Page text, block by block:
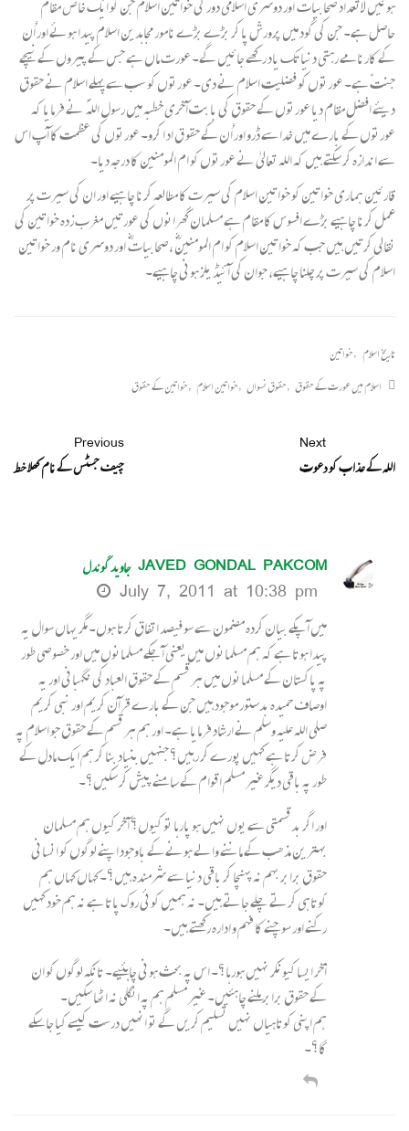
ہوئیں لاتعداد صحابیات ؓ اور دوسری اسلامی دور کی خواتین اسلام جن کو ایک خاص مقام
حاصل ہے۔ جن کی گود میں پرورش پا کر بڑے بڑے نامور مجاہدین اسلام پیدا ہوئے اور اُن
کے کارنامے رہتی دنیا تک یاد رکھے جائیں گے۔ عورت ماں ہے جس کے پیروں کے نیچے
جنتّ ہے۔ عورتوں کو فضلیت اسلام نے دی۔ عورتوں کو سب سے پہلے اسلام نے حقوق
دیئے افضل مقام دیا عورتوں کے حقوق کی بابت آخری خطبہ میں رسول اللہ ؐ نے فرمایا کہ
عورتوں کے بارے میں خدا سے ڈرو اور اُن کے حقو ق اد ا کرو۔ عورتوں کی عظمت کا آپ اس
سے اندازہ کر سکتے ہیں کہ اللہ تعالیٰ نے عورتوں کو ام المومنین کا درجہ دیا۔
قارئین ہماری خواتین کو خواتین اسلام کی سیرت کا مطالعہ کرنا چاہیے اور ان کی سیرت پر
عمل کرنا چاہیے بڑے افسوس کا مقام ہے مسلمان گھرانوں کی عورتیں مغرب زدہ خواتین کی
نقالی کرتیں ہیں جب کہ خواتین اسلام کو ام المومنینؓ ،صحابیات ؓ اور دوسری نام ور خواتین
اسلام کی سیرت پر چلنا چاہیے، جوان کی آئیڈ یلز ہونی چاہیے۔
تاریخ اسلام ,خواتین
اسلام میں عورت کے حقوق ,حقوق نسواں ,خواتین اسلام ,خواتین کے حقوق
Previous
چیف جسٹس کے نا م کھلا خط
Next
اللہ کے عذاب کو دعوت
JAVED GONDAL PAKCOM جاوید گوندل
July 7, 2011 at 10:38 pm
میں آپکے بیان کردہ مضمون سے سو فیصد اتفاق کرتا ہوں۔ مگر یہاں سوال یہ
پیدا ہوتا ہے کہ ہم مسلمانوں میں یعنی آجکے مسلمانوں میں اور خصوصی طور
پہ پاکستان کے مسلمانوں میں ہر قسم کے حقوق العباد کی نگہبانی اور یہ
اوصاف حمیدہ بدستور موجود ہیں جن کے بارے قرآن کریم اور نبی کریم
صلی اللہ علیہ وسلم نے ارشاد فرمایا ہے۔ اور ہم ہر قسم کے حقوق جو اسلام پہ
فرض کرتا ہے کہیں پورے کر رہیں؟ جنہیں بنیاد بنا کر ہم ایک مادل کے
طور پہ باقی دیگر غیر مسلم اقوام کے سامنے پیش کر سکیں؟۔
اور اگر بدقسمتی سے یوں نہیں ہو پارہا تو کیوں؟ آخر کیوں ہم مسلمان
بہترین مذھب کے ماننے والے ہونے کے باوجود اپنے لوگوں کو انسانی
حقوق برابر بہم نہ پہنچا کر باقی دنیا سے شرمندہ ہیں؟۔ کہاں کہاں ہم
کوتاہی کرتے چلے جاتے ہیں۔ نہ ہمیں کوئی روک پاتا ہے نہ ہم خود کہیں
رکنے اور سوچنے کا فہم و ادارہ رکھتے ہیں۔
آخر ایسا کیونکر نہیں ہورہا؟۔ اس پہ بحث ہونی چاہئیے۔ تانکہ لوگوں کو ان
کے حقوق برابر ملنے چاہئیں۔ غیر مسلم ہم پہ انگلی نہ اٹھا سکیں۔
ہم اپنی کوتاہیاں نہیں تسلیم کریں گے تو انھیں درست کیسے کیا جاسکے
گا؟۔